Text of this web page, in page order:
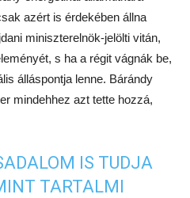
Elsőként három tematikus
(ezen belül az
az oktatásról, az
helyzetéről); a gazdaságról
az elvándorlásról, a
úgy élőben közvetítenék,
jelölti vitát, amelyre a